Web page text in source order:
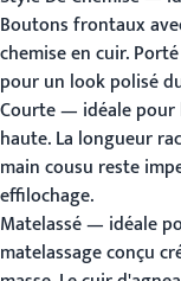
Boutons frontaux
chemise en cuir.
pour un look polisé
Courte— idéale pour
haute. La longueur
main cousu reste
effilochage.
Matelassé— idéale
matelassage conçu